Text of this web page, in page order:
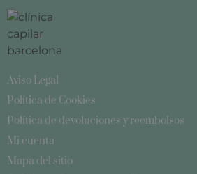
Aviso Legal
Política de Cookies
Política de devoluciones y reembolsos
Mi cuenta
Mapa del sitio